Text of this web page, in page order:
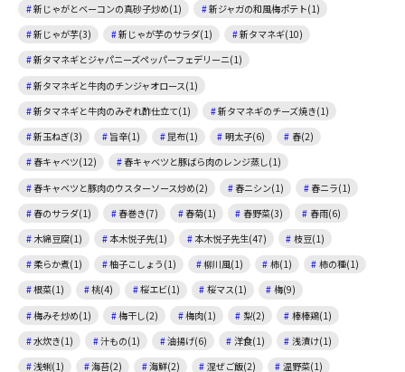
新じゃがとベーコンの真砂子炒め(1)
新ジャガの和風梅ポテト(1)
新じゃが芋(3)
新じゃが芋のサラダ(1)
新タマネギ(10)
新タマネギとジャパニーズペッパーフェデリーニ(1)
新タマネギと牛肉のチンジャオロース(1)
新タマネギと牛肉のみぞれ酢仕立て(1)
新タマネギのチーズ焼き(1)
新玉ねぎ(3)
旨辛(1) 昆布(1) 明太子(6)
春(2)
春キャベツ(12)
春キャベツと豚ばら肉のレンジ蒸し(1)
春キャベツと豚肉のウスターソース炒め(2)
春ニシン(1)
春ニラ(1)
春のサラダ(1)
春巻き(7) 春菊(1) 春野菜(3)
春雨(6)
木綿豆腐(1)
本木悦子先(1) 本木悦子先生(47)
枝豆(1)
柔らか煮(1)
柚子こしょう(1) 柳川風(1) 柿(1)
柿の種(1)
根菜(1)
桃(4) 桜エビ(1) 桜マス(1)
梅(9)
梅みそ炒め(1)
梅干し(2) 梅肉(1) 梨(2)
棒棒鶏(1)
水炊き(1)
汁もの(1) 油揚げ(6) 洋食(1)
浅漬け(1)
浅蜊(1)
海苔(2) 海鮮(2) 混ぜご飯(2) 温野菜(1)